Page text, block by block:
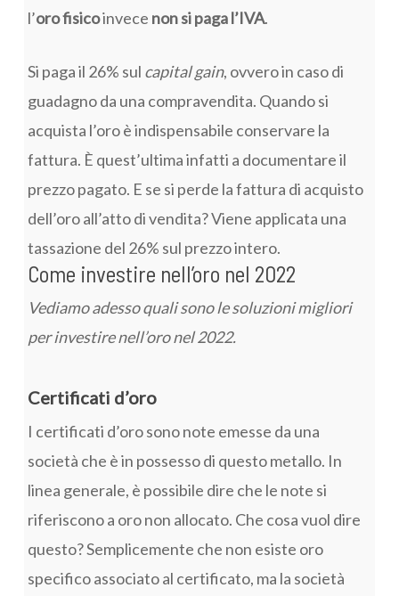
l’oro fisicoinvece non si paga l’IVA.
Si paga il 26% sul capital gain, ovvero in caso di
guadagno da una compravendita. Quando si
acquista l’oro è indispensabile conservare la
fattura. È quest’ultima infatti a documentare il
prezzo pagato. E se si perde la fattura di acquisto
dell’oro all’atto di vendita? Viene applicata una
tassazione del 26% sul prezzo intero.
Come investire nell’oro nel 2022
Vediamo adesso quali sono le soluzioni migliori
per investire nell’oro nel 2022.
Certificati d’oro
I certificati d’oro sono note emesse da una
società che è in possesso di questo metallo. In
linea generale, è possibile dire che le note si
riferiscono a oro non allocato. Che cosa vuol dire
questo? Semplicemente che non esiste oro
specifico associato al certificato, ma la società